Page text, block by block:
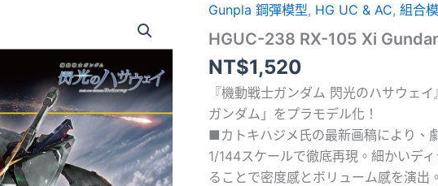
Gunpla 鋼彈模型, HG UC & AC,組合
HGUC-238 RX-105 Xi
NT$1,520
『機動戦士ガンダム 閃光のハサウェ
ガンダム」をプラモデル化！
■カトキハジメ氏の最新画稿により、
1/144スケールで徹底再現。細かいデ
ることで密度感とボリューム感を演出。